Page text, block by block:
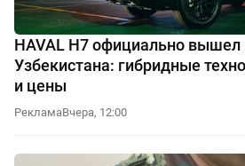
HAVAL H7 официально
Узбекистана: гибридные
и цены
РекламаВчера, 12:00